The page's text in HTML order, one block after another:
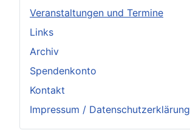
Veranstaltungen und Termine
Links
Archiv
Spendenkonto
Kontakt
Impressum / Datenschutzerklärung